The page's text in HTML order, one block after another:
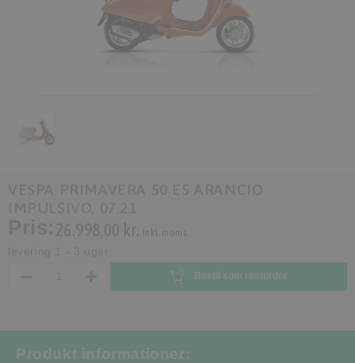
Bestil som restordre
Produkt informationer: